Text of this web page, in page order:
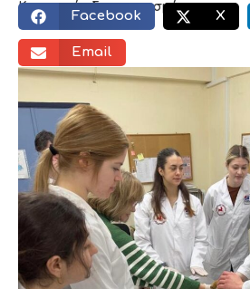
Κοινωνικός διαμοιρασμός:
Facebook X
Email